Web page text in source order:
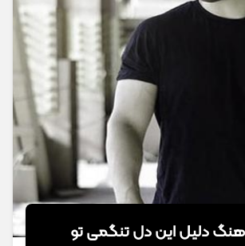
اهنگ دلیل این دل تنگمی تو